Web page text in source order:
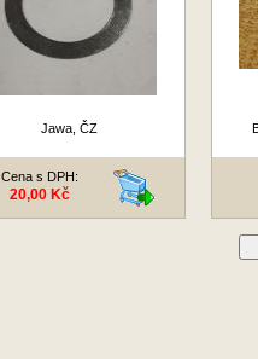
Jawa, ČZ
Cena s DPH:
20,00 Kč